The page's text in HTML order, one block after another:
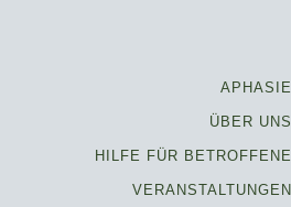
APHASIE
ÜBER UNS
HILFE FÜR BETROFFENE
VERANSTALTUNGEN